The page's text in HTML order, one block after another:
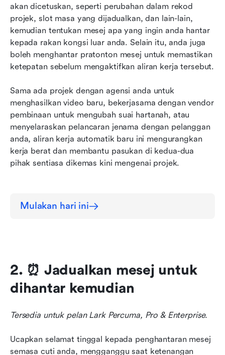
akan dicetuskan, seperti perubahan dalam rekod
projek, slot masa yang dijadualkan, dan lain-lain,
kemudian tentukan mesej apa yang ingin anda hantar
kepada rakan kongsi luar anda. Selain itu, anda juga
boleh menghantar pratonton mesej untuk memastikan
ketepatan sebelum mengaktifkan aliran kerja tersebut.
Sama ada projek dengan agensi anda untuk
menghasilkan video baru, bekerjasama dengan vendor
pembinaan untuk mengubah suai hartanah, atau
menyelaraskan pelancaran jenama dengan pelanggan
anda, aliran kerja automatik baru ini mengurangkan
kerja berat dan membantu pasukan di kedua-dua
pihak sentiasa dikemas kini mengenai projek.
Mulakan hari ini
2. ⏰ Jadualkan mesej untuk
dihantar kemudian
Tersedia untuk pelan Lark Percuma, Pro & Enterprise.
Ucapkan selamat tinggal kepada penghantaran mesej
semasa cuti anda, mengganggu saat ketenangan